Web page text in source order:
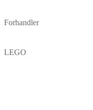
Forhandler
LEGO